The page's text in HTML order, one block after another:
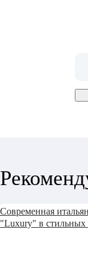
Современная
"Luxury" в стильных